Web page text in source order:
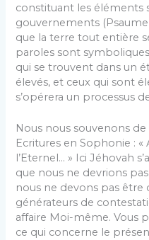
constituant les éléments
gouvernements
que la terre tout entière
paroles sont
qui se trouvent dans un
élevés, et ceux qui sont
s’opérera un processus
Nous nous souvenons
Ecritures en Sophonie :
l’Eternel… » Ici Jéhovah
que nous ne devrions
nous ne devons pas être
générateurs de
affaire Moi-même. Vous
ce qui concerne le